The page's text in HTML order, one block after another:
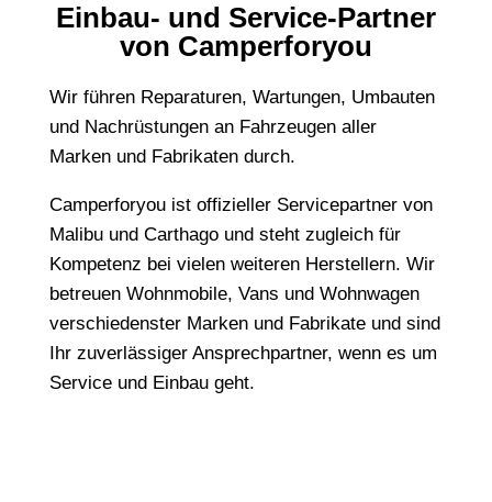
Einbau- und Service-Partner
von Camperforyou
Wir führen Reparaturen, Wartungen, Umbauten
und Nachrüstungen an Fahrzeugen aller
Marken und Fabrikaten durch.
Camperforyou ist offizieller Servicepartner von
Malibu und Carthago und steht zugleich für
Kompetenz bei vielen weiteren Herstellern. Wir
betreuen Wohnmobile, Vans und Wohnwagen
verschiedenster Marken und Fabrikate und sind
Ihr zuverlässiger Ansprechpartner, wenn es um
Service und Einbau geht.